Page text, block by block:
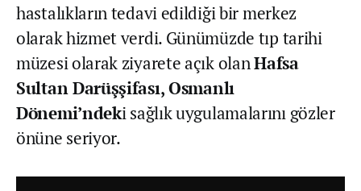
hastalıkların tedavi edildiği bir merkez
olarak hizmet verdi. Günümüzde tıp tarihi
müzesi olarak ziyarete açık olanHafsa
Sultan Darüşşifası,Osmanlı
Dönemi’ndeki sağlık uygulamalarını gözler
önüne seriyor.